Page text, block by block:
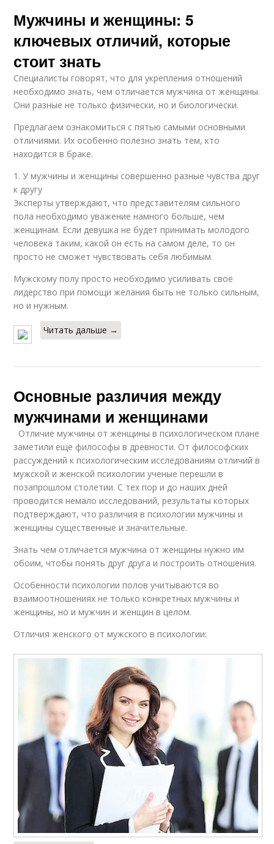
Мужчины и женщины: 5
ключевых отличий, которые
стоит знать
Специалисты говорят, что для укрепления отношений
необходимо знать, чем отличается мужчина от женщины.
Они разные не только физически, но и биологически.
Предлагаем ознакомиться с пятью самыми основными
отличиями. Их особенно полезно знать тем, кто
находится в браке.
1. У мужчины и женщины совершенно разные чувства друг
к другу
Эксперты утверждают, что представителям сильного
пола необходимо уважение намного больше, чем
женщинам. Если девушка не будет принимать молодого
человека таким, какой он есть на самом деле, то он
просто не сможет чувствовать себя любимым.
Мужскому полу просто необходимо усиливать своё
лидерство при помощи желания быть не только сильным,
но и нужным.
Читать дальше →
Основные различия между
мужчинами и женщинами
Отличие мужчины от женщины в психологическом плане
заметили еще философы в древности. От философских
рассуждений к психологическим исследованиям отличий в
мужской и женской психологии ученые перешли в
позапрошлом столетии. С тех пор и до наших дней
проводится немало исследований, результаты которых
подтверждают, что различия в психологии мужчины и
женщины существенные и значительные.
Знать чем отличается мужчина от женщины нужно им
обоим, чтобы понять друг друга и построить отношения.
Особенности психологии полов учитываются во
взаимоотношениях не только конкретных мужчины и
женщины, но и мужчин и женщин в целом.
Отличия женского от мужского в психологии: